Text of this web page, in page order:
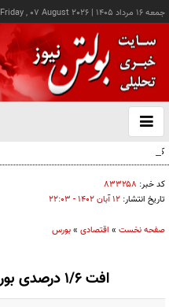
جمعه ۱۶ مرداد ۱۴۰۵ |
Friday , 07 August 2026
باز
و
کالابرگ این خانوارها امروز شارژ شد
کد خبر: ۸۳۳۲۵۸
تاریخ انتشار: ۱۲ آبان ۱۴۰۲ - ۲۲:۰۳
صفحه نخست » اقتصادی »بورس
افت ۱/۶ درصدی بورس در هفته دوم آبان